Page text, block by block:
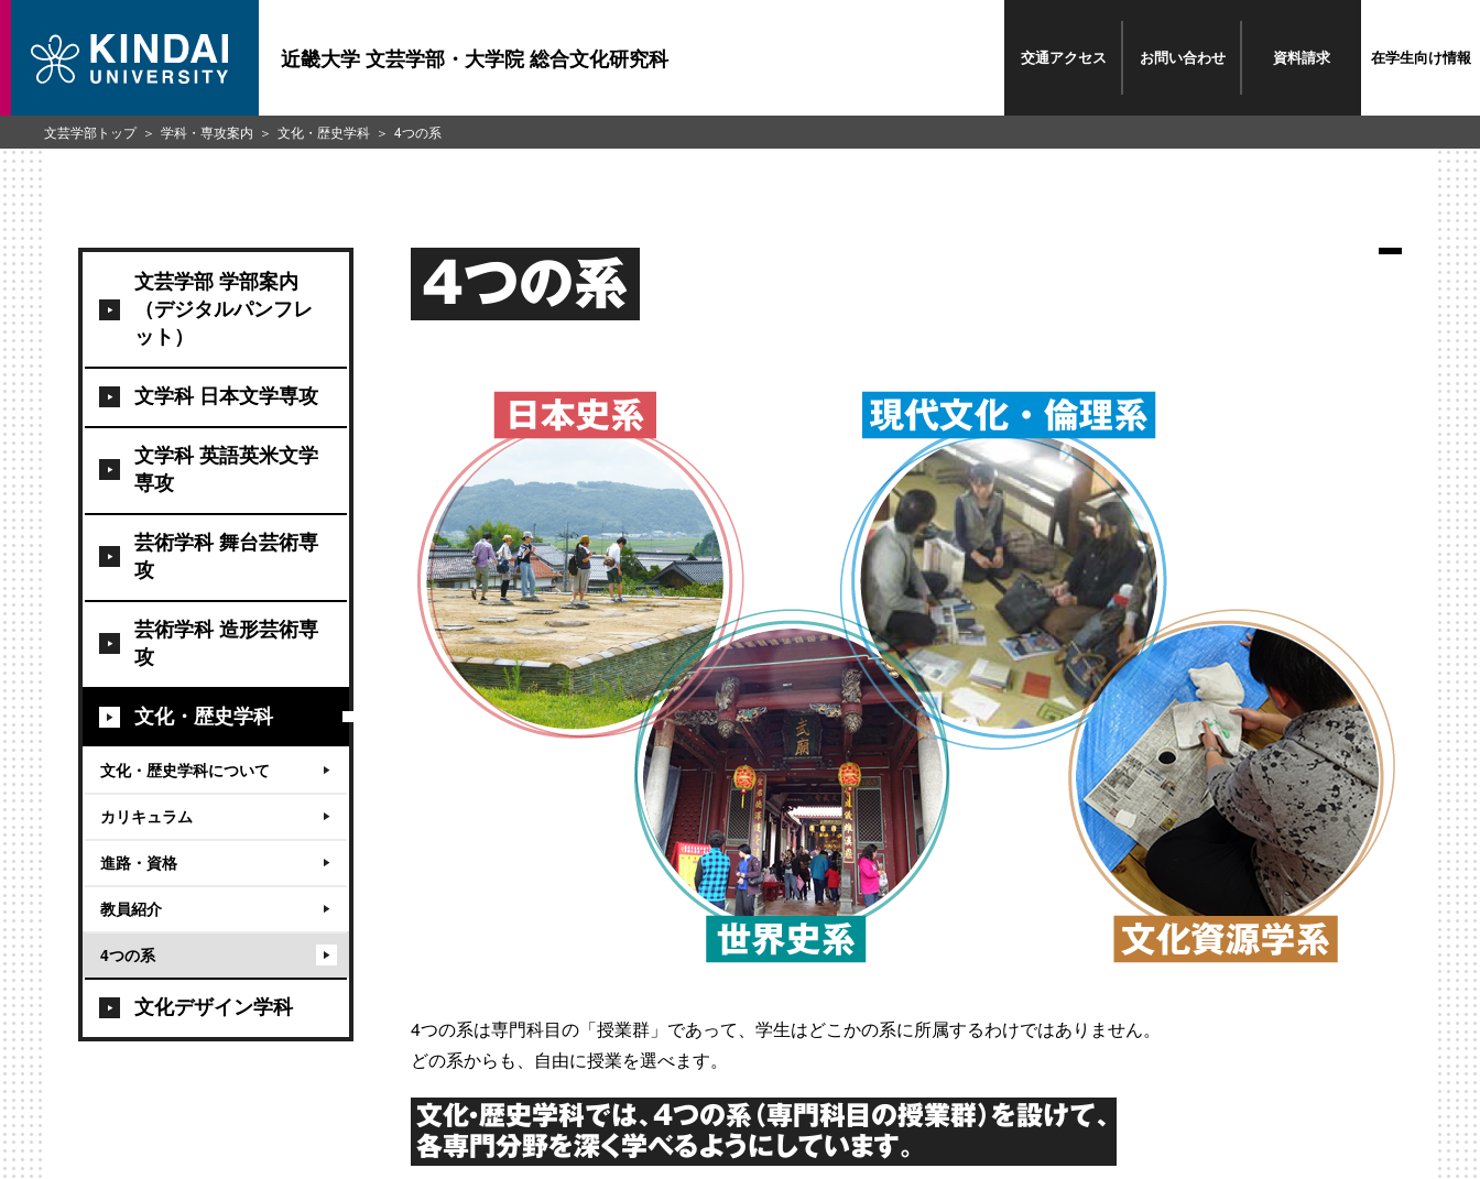
近畿大学 文芸学部・大学院 総合文化研究科 交通アクセス お問い合わせ 資料請求 在学生向け情報
文芸学部 学部案内
（デジタルパンフレ
ット）
文学科 日本文学専攻
文学科 英語英米文学
専攻
芸術学科 舞台芸術専
攻
芸術学科 造形芸術専
攻
文化・歴史学科
文化・歴史学科について
カリキュラム
進路・資格
教員紹介
4つの系
文化デザイン学科
4つの系
4つの系は専門科目の「授業群」であって、学生はどこかの系に所属するわけではありません。
どの系からも、自由に授業を選べます。
文化・歴史学科では、4つの系（専門科目の授業群）を設けて、
各専門分野を深く学べるようにしています。
文芸学部トップ 学科・専攻案内 文化・歴史学科 4つの系